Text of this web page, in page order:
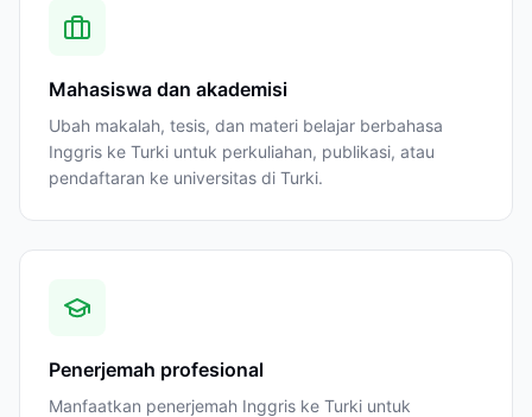
Mahasiswa dan akademisi
Ubah makalah, tesis, dan materi belajar berbahasa
Inggris ke Turki untuk perkuliahan, publikasi, atau
pendaftaran ke universitas di Turki.
Penerjemah profesional
Manfaatkan penerjemah Inggris ke Turki untuk